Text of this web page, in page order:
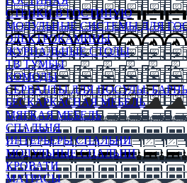
СТЕНКИ В ГОСТИНУЮ
МОДУЛЬНЫЕ СИСТЕМЫ ДЛЯ
ЭЛЕКТРОКАМИНЫ
ЖУРНАЛЬНЫЕ СТОЛЫ
ТВ ТУМБЫ
КОМОДЫ
СЕРВАНТЫ ДЛЯ ПОСУДЫ,
БЕСКАРКАСНАЯ МЕБЕЛЬ
МЯГКАЯ МЕБЕЛЬ
СПАЛЬНЯ
ИНТЕРЬЕРЫ СПАЛЬНИ
МОДУЛЬНЫЕ СПАЛЬНИ
КРОВАТИ
МАТРАСЫ